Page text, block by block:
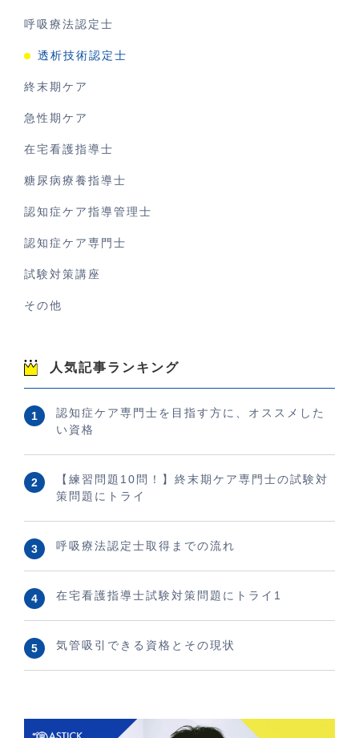
呼吸療法認定士
透析技術認定士
終末期ケア
急性期ケア
在宅看護指導士
糖尿病療養指導士
認知症ケア指導管理士
認知症ケア専門士
試験対策講座
その他
人気記事ランキング
認知症ケア専門士を目指す方に、オススメした
い資格
【練習問題10問！】終末期ケア専門士の試験対
策問題にトライ
呼吸療法認定士取得までの流れ
在宅看護指導士試験対策問題にトライ1
気管吸引できる資格とその現状